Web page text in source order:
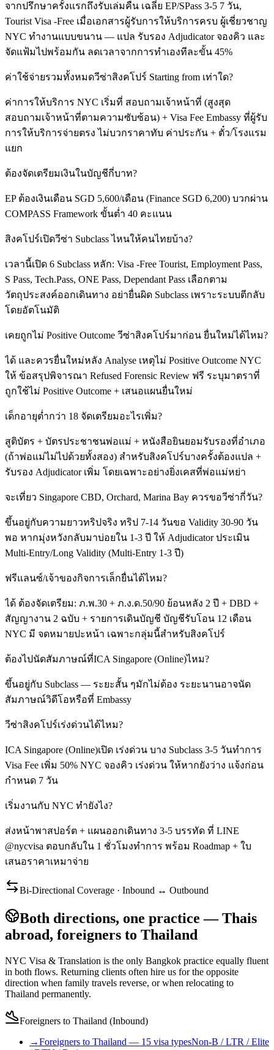
จากปรึกษาครั้งแรกถึงรับเล่มคืน เฉลี่ย EP/SPass 3-5 7 วัน,
Tourist Visa -Free เมื่อเอกสารผู้รับการให้บริการครบ ผู้เชี่ยวชาญ
NYC ทำงานแบบขนาน — แปล รับรอง Adjudicator จองคิว และ
จัดแฟ้มไปพร้อมกัน ลดเวลาจากการทำเองทีละขั้น 45%
ค่าใช้จ่ายรวมทั้งหมดวีซ่าสิงคโปร์ Starting from เท่าใด?
ค่าการให้บริการ NYC เริ่มที่ สอบถามเจ้าหน้าที่ (สูงสุด
สอบถามเจ้าหน้าที่ตามความซับซ้อน) + Visa Fee Embassy ที่ผู้รับ
การให้บริการจ่ายตรง ไม่บวกราคาทับ ค่าประกัน + ตั๋ว/โรงแรม
แยก
ต้องจัดเตรียมเงินในบัญชีกี่บาท?
EP ต้องเงินเดือน SGD 5,600/เดือน (Finance SGD 6,200) บวกผ่าน
COMPASS Framework ขั้นต่ำ 40 คะแนน
สิงคโปร์เปิดวีซ่า Subclass ไหนให้คนไทยบ้าง?
เวลานี้เปิด 6 Subclass หลัก: Visa -Free Tourist, Employment Pass,
S Pass, Tech.Pass, ONE Pass, Dependant Pass เลือกตาม
วัตถุประสงค์ออกเดินทาง อย่ายื่นผิด Subclass เพราะระบบตีกลับ
โดยอัตโนมัติ
เคยถูกไม่ Positive Outcome วีซ่าสิงคโปร์มาก่อน ยื่นใหม่ได้ไหม?
ได้ และควรยื่นใหม่หลัง Analyse เหตุไม่ Positive Outcome NYC
ให้ ข้อสรุปพิจารณา Refused Forensic Review ฟรี ระบุมาตราที่
ถูกใช้ไม่ Positive Outcome + เสนอแผนยื่นใหม่
เด็กอายุต่ำกว่า 18 จัดเตรียมอะไรเพิ่ม?
สูติบัตร + บัตรประชาชนพ่อแม่ + หนังสือยินยอมรับรองที่อำเภอ
(ถ้าพ่อแม่ไม่ไปด้วยทั้งสอง) สำหรับสิงคโปร์บางครั้งต้องแปล +
รับรอง Adjudicator เพิ่ม โดยเฉพาะอย่างยิ่งเคสที่พ่อแม่หย่า
จะเที่ยว Singapore CBD, Orchard, Marina Bay ควรขอวีซ่ากี่วัน?
ขึ้นอยู่กับความยาวทริปจริง ทริป 7-14 วันขอ Validity 30-90 วัน
พอ หากมุ่งหวังกลับมาบ่อยใน 1-3 ปี ให้ Adjudicator ประเมิน
Multi-Entry/Long Validity (Multi-Entry 1-3 ปี)
ฟรีแลนซ์/เจ้าของกิจการเล็กยื่นได้ไหม?
ได้ ต้องจัดเตรียม: ภ.พ.30 + ภ.ง.ด.50/90 ย้อนหลัง 2 ปี + DBD +
สัญญางาน 2 ฉบับ + รายการเดินบัญชี บัญชีรับโอน 12 เดือน
NYC มี จดหมายปะหน้า เฉพาะกลุ่มนี้สำหรับสิงคโปร์
ต้องไปนัดสัมภาษณ์ที่ICA Singapore (Online)ไหม?
ขึ้นอยู่กับ Subclass — ระยะสั้น ๆมักไม่ต้อง ระยะนานอาจนัด
สัมภาษณ์วิดีโอหรือที่ Embassy
วีซ่าสิงคโปร์เร่งด่วนได้ไหม?
ICA Singapore (Online)เปิด เร่งด่วน บาง Subclass 3-5 วันทำการ
Visa Fee เพิ่ม 50% NYC จองคิว เร่งด่วน ให้หากยังว่าง แจ้งก่อน
กำหนด 7 วัน
เริ่มงานกับ NYC ทำยังไง?
ส่งหน้าพาสปอร์ต + แผนออกเดินทาง 3-5 บรรทัด ที่ LINE
@nycvisa ตอบกลับใน 1 ชั่วโมงทำการ พร้อม Roadmap + ใบ
เสนอราคาเหมาจ่าย
Bi-Directional Coverage · Inbound ↔ Outbound
Both directions, one practice — Thais
abroad, foreigners to Thailand
NYC Visa & Translation is the only Bangkok practice equally fluent
in both flows. Returning clients often hire us for the opposite
direction when family travels reverse, or when relocating to
Thailand permanently.
Foreigners to Thailand (Inbound)
→Foreigners to Thailand — 15 visa typesNon-B / LTR / Elite